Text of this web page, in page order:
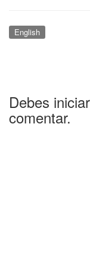
English
Debes
comentar.